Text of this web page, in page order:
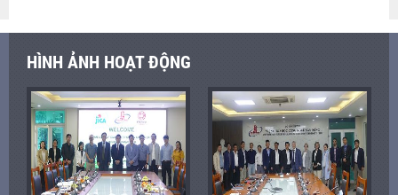
HÌNH ẢNH HOẠT ĐỘNG